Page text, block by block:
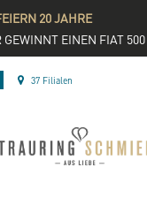
20 JAHRE
GEWINNT EINEN FIAT 500
37 Filialen